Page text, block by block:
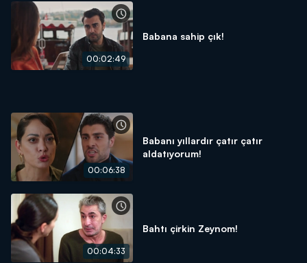
00:02:49
Babana sahip çık!
00:06:38
Babanı yıllardır çatır çatır
aldatıyorum!
00:04:33
Bahtı çirkin Zeynom!